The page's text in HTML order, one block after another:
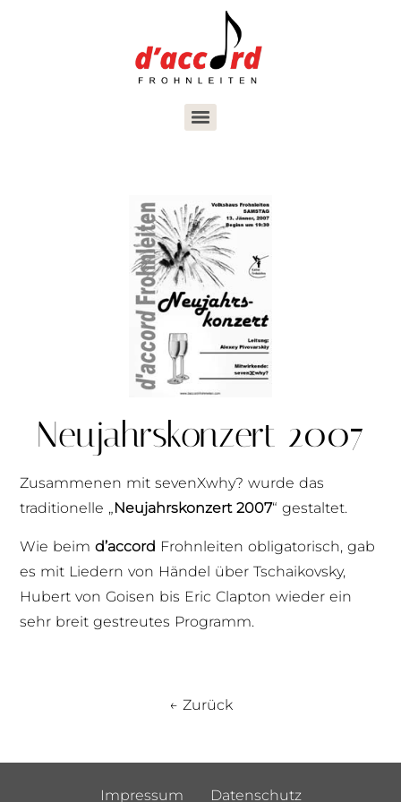
Neujahrskonzert 2007
Zusammenen mit sevenXwhy? wurde das
traditionelle „Neujahrskonzert 2007“ gestaltet.
Wie beimd’accord Frohnleiten obligatorisch, gab
es mit Liedern von Händel über Tschaikovsky,
Hubert von Goisen bis Eric Clapton wieder ein
sehr breit gestreutes Programm.
← Zurück
Impressum Datenschutz